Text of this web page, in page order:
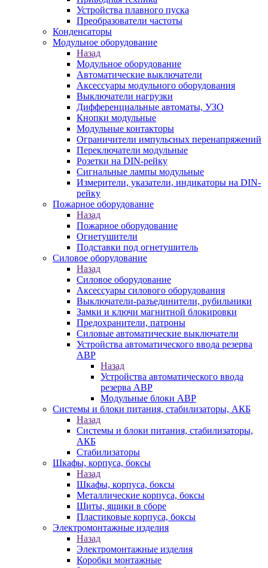
Устройства плавного пуска
Преобразователи частоты
Конденсаторы
Модульное оборудование
Назад
Модульное оборудование
Автоматические выключатели
Аксессуары модульного оборудования
Выключатели нагрузки
Дифференциальные автоматы, УЗО
Кнопки модульные
Модульные контакторы
Ограничители импульсных перенапряжений
Переключатели модульные
Розетки на DIN-рейку
Сигнальные лампы модульные
Измерители, указатели, индикаторы на DIN-
рейку
Пожарное оборудование
Назад
Пожарное оборудование
Огнетушители
Подставки под огнетушитель
Силовое оборудование
Назад
Силовое оборудование
Аксессуары силового оборудования
Выключатели-разъединители, рубильники
Замки и ключи магнитной блокировки
Предохранители, патроны
Силовые автоматические выключатели
Устройства автоматического ввода резерва
АВР
Назад
Устройства автоматического ввода
резерва АВР
Модульные блоки АВР
Системы и блоки питания, стабилизаторы, АКБ
Назад
Системы и блоки питания, стабилизаторы,
АКБ
Стабилизаторы
Шкафы, корпуса, боксы
Назад
Шкафы, корпуса, боксы
Металлические корпуса, боксы
Щиты, ящики в сборе
Пластиковые корпуса, боксы
Электромонтажные изделия
Назад
Электромонтажные изделия
Коробки монтажные